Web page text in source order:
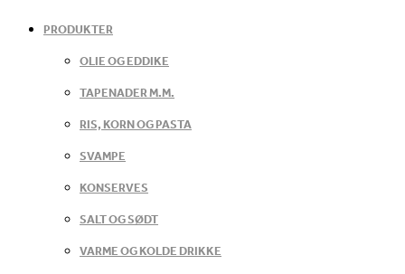
PRODUKTER
OLIE OG EDDIKE
TAPENADER M.M.
RIS, KORN OG PASTA
SVAMPE
KONSERVES
SALT OG SØDT
VARME OG KOLDE DRIKKE